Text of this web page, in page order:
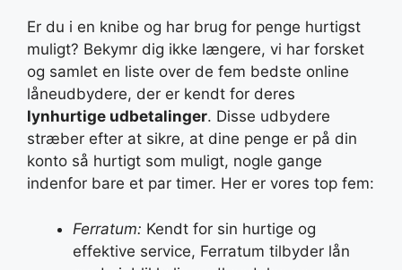
Er du i en knibe og har brug for penge hurtigst
muligt? Bekymr dig ikke længere, vi har forsket
og samlet en liste over de fem bedste online
låneudbydere, der er kendt for deres
lynhurtige udbetalinger. Disse udbydere
stræber efter at sikre, at dine penge er på din
konto så hurtigt som muligt, nogle gange
indenfor bare et par timer. Her er vores top fem:
Ferratum: Kendt for sin hurtige og
effektive service, Ferratum tilbyder lån